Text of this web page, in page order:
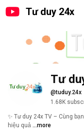
Tư duy 24x
Tư
@tuduy.24x
1.68K
✨ Tư duy 24x TV – Cùng
hiệu quả ...more